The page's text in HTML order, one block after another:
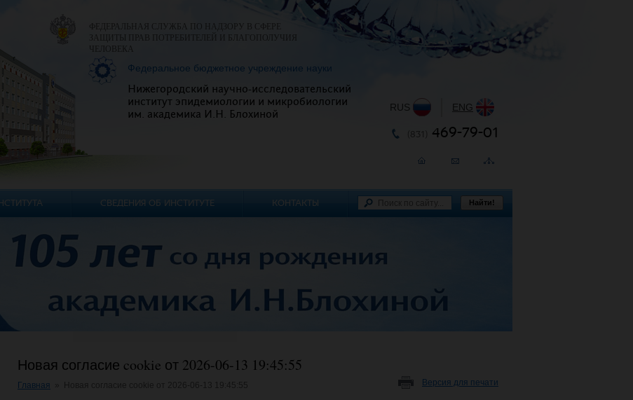
Новая согласие cookie от 2026-06-13 19:45:55
Главная Версия для печати
ФЕДЕРАЛЬНАЯ СЛУЖБА ПО НАДЗОРУ В СФЕРЕ
ЗАЩИТЫ ПРАВ ПОТРЕБИТЕЛЕЙ И БЛАГОПОЛУЧИЯ
ЧЕЛОВЕКА
Федеральное бюджетное учреждение науки
Нижегородский научно-исследовательский
институт эпидемиологии и микробиологии
им. академика И.Н. Блохиной
RUS ENG
469-79-01
СВЕДЕНИЯ ОБ ИНСТИТУТЕ КОНТАКТЫ Найти!